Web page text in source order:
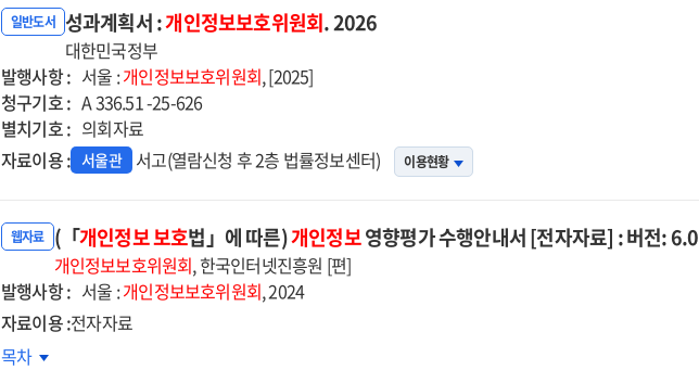
성과
일반도서 성과계획서 :개인정보보호위원회. 2026
대한민국정부
발행사항 : 서울 :개인정보보호위원회, [2025]
청구기호 : A 336.51 -25-626
별치기호 : 의회자료
자료이용 : 서울관 서고(열람신청 후 2층 법률정보센터) 이용현황
웹자료 (「개인정보보호법」에 따른)개인정보영향평가 수행안내서 [전자자료] : 버전: 6.0
개인정보보호위원회, 한국인터넷진흥원 [편]
발행사항 : 서울 :개인정보보호위원회, 2024
자료이용 :전자자료
(「개인정보
목차